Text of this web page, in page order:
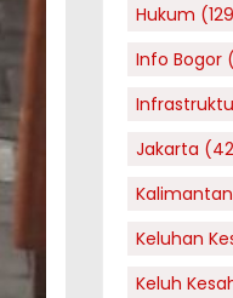
Hukum
Info Bogor
Jakarta
Kalimantan
Keluhan
Keluh